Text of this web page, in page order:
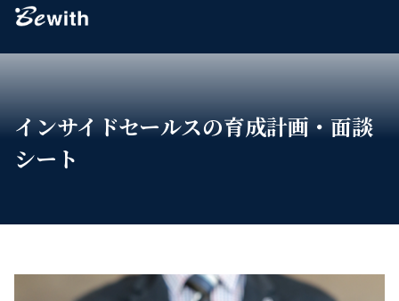
Bewith
インサイドセールスの育成計画・面談
シート